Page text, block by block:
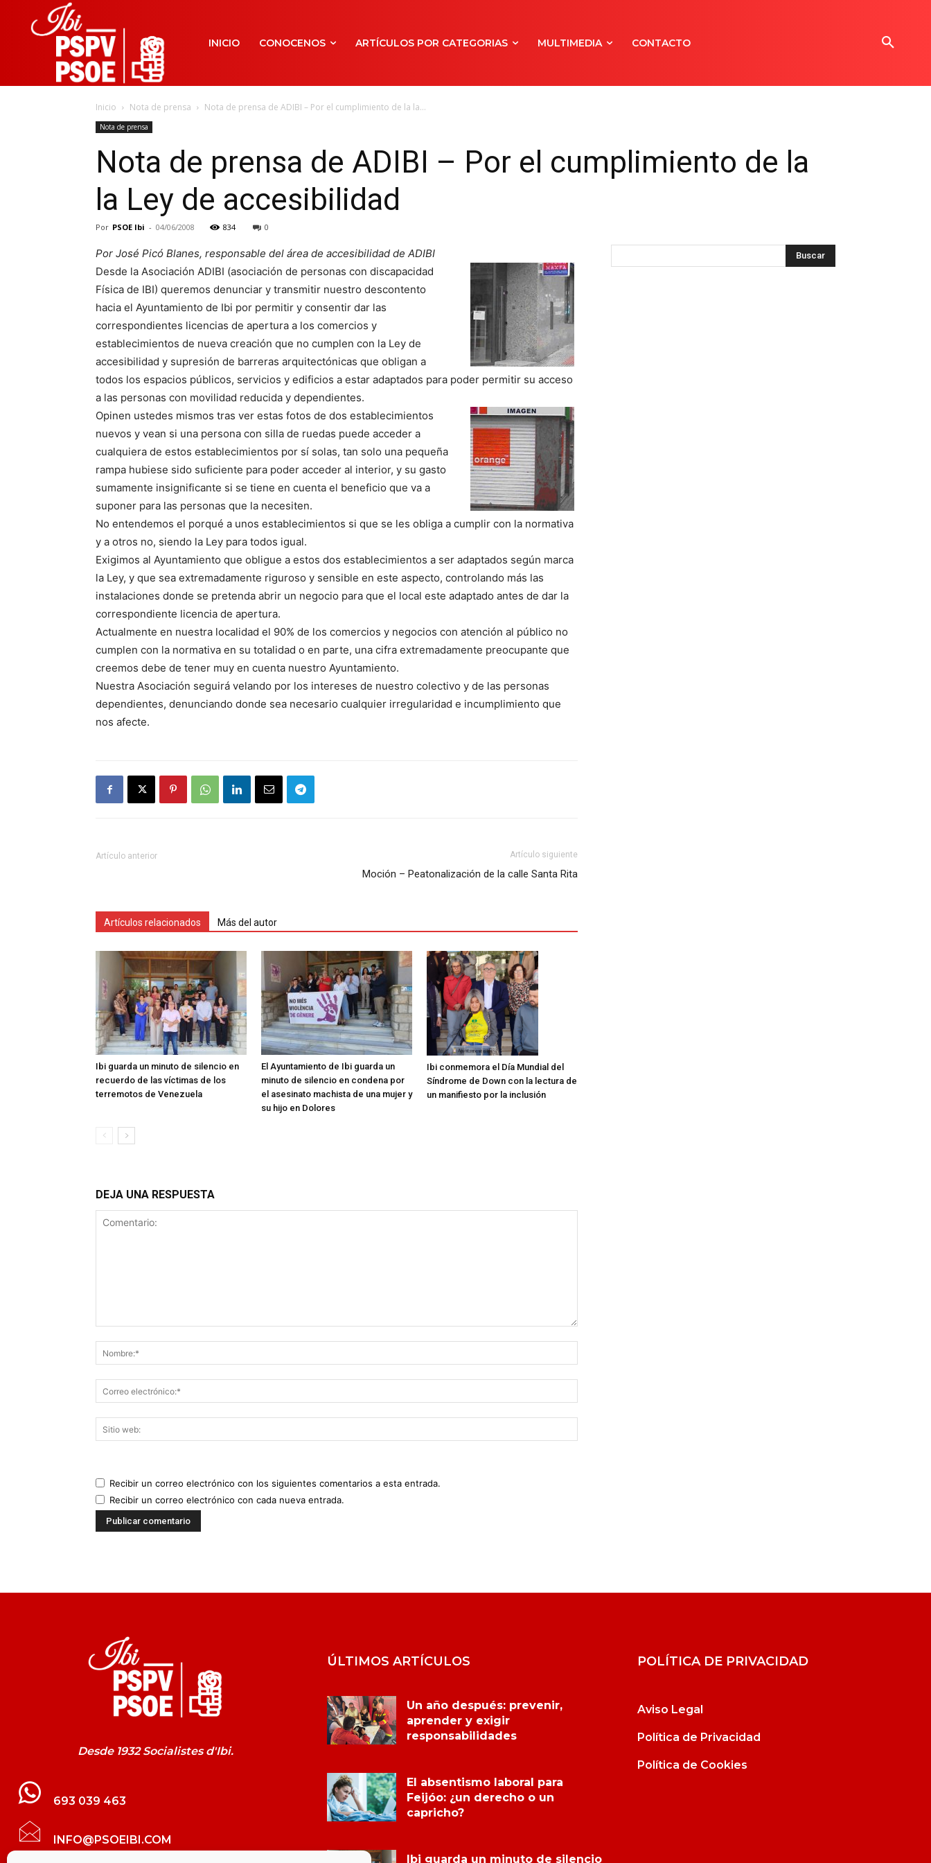
INICIO CONOCENOS ARTÍCULOS POR CATEGORIAS MULTIMEDIA CONTACTO
Inicio Nota de prensa Nota de prensa de ADIBI – Por el cumplimiento de la la...
Nota de prensa
Nota de prensa de ADIBI – Por el cumplimiento de la
la Ley de accesibilidad
Por PSOE Ibi - 04/06/2008 834 0
Por José Picó Blanes, responsable del área de accesibilidad de ADIBI
Desde la Asociación ADIBI (asociación de personas con discapacidad
Física de IBI) queremos denunciar y transmitir nuestro descontento
hacia el Ayuntamiento de Ibi por permitir y consentir dar las
correspondientes licencias de apertura a los comercios y
establecimientos de nueva creación que no cumplen con la Ley de
accesibilidad y supresión de barreras arquitectónicas que obligan a
todos los espacios públicos, servicios y edificios a estar adaptados para poder permitir su acceso
a las personas con movilidad reducida y dependientes.
Opinen ustedes mismos tras ver estas fotos de dos establecimientos
nuevos y vean si una persona con silla de ruedas puede acceder a
cualquiera de estos establecimientos por sí solas, tan solo una pequeña
rampa hubiese sido suficiente para poder acceder al interior, y su gasto
sumamente insignificante si se tiene en cuenta el beneficio que va a
suponer para las personas que la necesiten.
No entendemos el porqué a unos establecimientos si que se les obliga a cumplir con la normativa
y a otros no, siendo la Ley para todos igual.
Exigimos al Ayuntamiento que obligue a estos dos establecimientos a ser adaptados según marca
la Ley, y que sea extremadamente riguroso y sensible en este aspecto, controlando más las
instalaciones donde se pretenda abrir un negocio para que el local este adaptado antes de dar la
correspondiente licencia de apertura.
Actualmente en nuestra localidad el 90% de los comercios y negocios con atención al público no
cumplen con la normativa en su totalidad o en parte, una cifra extremadamente preocupante que
creemos debe de tener muy en cuenta nuestro Ayuntamiento.
Nuestra Asociación seguirá velando por los intereses de nuestro colectivo y de las personas
dependientes, denunciando donde sea necesario cualquier irregularidad e incumplimiento que
nos afecte.
Artículo anterior Artículo siguiente
Moción – Peatonalización de la calle Santa Rita
Artículos relacionados Más del autor
Ibi guarda un minuto de silencio en
recuerdo de las víctimas de los
terremotos de Venezuela
El Ayuntamiento de Ibi guarda un
minuto de silencio en condena por
el asesinato machista de una mujer y
su hijo en Dolores
Ibi conmemora el Día Mundial del
Síndrome de Down con la lectura de
un manifiesto por la inclusión
DEJA UNA RESPUESTA
Recibir un correo electrónico con los siguientes comentarios a esta entrada.
Recibir un correo electrónico con cada nueva entrada.
Desde 1932 Socialistes d'Ibi.
693 039 463
INFO@PSOEIBI.COM
ÚLTIMOS ARTÍCULOS
Un año después: prevenir,
aprender y exigir
responsabilidades
El absentismo laboral para
Feijóo: ¿un derecho o un
capricho?
Ibi guarda un minuto de silencio
POLÍTICA DE PRIVACIDAD
Aviso Legal
Política de Privacidad
Política de Cookies